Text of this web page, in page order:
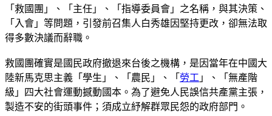
「救國團」、「主任」、「指導委員會」之名稱，與其決策、
「入會」等問題，引發前召集人白秀雄因堅持更改，卻無法取
得多數決議而辭職。
救國團確實是國民政府撤退來台後之機構，是因當年在中國大
陸新馬克思主義「學生」、「農民」、「 勞工 」、「無產階
級」四大社會運動撼動國本。為了避免人民誤信共產黨主張，
製造不安的街頭事件；須成立紓解群眾民怨的政府部門。